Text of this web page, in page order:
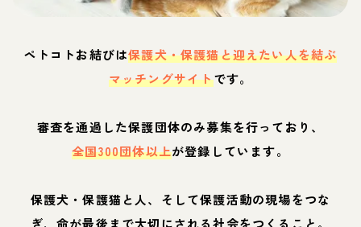
ペトコトお結びは保護犬・保護猫と迎えたい人を結ぶ
マッチングサイトです。
審査を通過した保護団体のみ募集を行っており、
全国300団体以上が登録しています。
保護犬・保護猫と人、そして保護活動の現場をつな
ぎ、命が最後まで大切にされる社会をつくること。